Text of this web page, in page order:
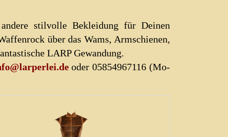
stilvolle Bekleidung für Deinen
über das Wams, Armschienen,
LARP Gewandung.
oder 05854967116 (Mo-